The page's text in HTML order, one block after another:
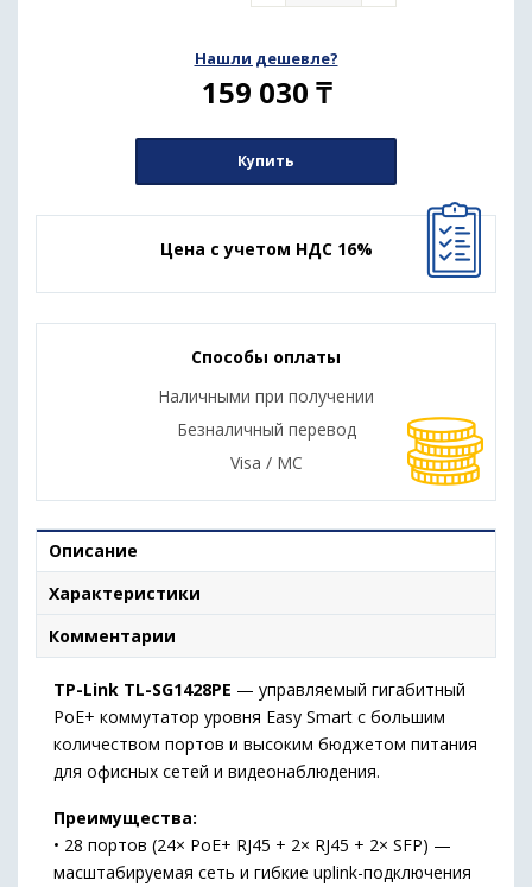
Нашли дешевле?
159 030 ₸
Купить
Цена с учетом НДС 16%
Способы оплаты
Наличными при получении
Безналичный перевод
Visa / MC
Описание
Характеристики
Комментарии
TP-Link TL-SG1428PE — управляемый гигабитный
PoE+ коммутатор уровня Easy Smart с большим
количеством портов и высоким бюджетом питания
для офисных сетей и видеонаблюдения.
Преимущества:
• 28 портов (24× PoE+ RJ45 + 2× RJ45 + 2× SFP) —
масштабируемая сеть и гибкие uplink-подключения